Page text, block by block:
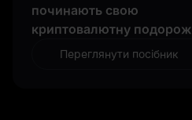
починають свою
криптовалютну подорож
Переглянути посібник